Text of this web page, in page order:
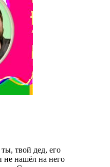
твой дед, его
не нашёл на него